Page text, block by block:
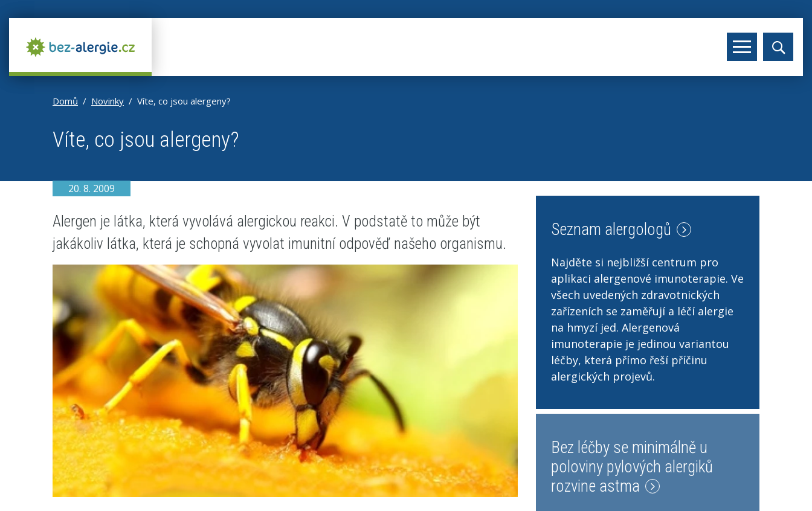
Domů Novinky Víte, co jsou alergeny?
Víte, co jsou alergeny?
20. 8. 2009
Alergen je látka, která vyvolává alergickou reakci. V podstatě to může být
jakákoliv látka, která je schopná vyvolat imunitní odpověď našeho organismu.
Seznam alergologů
Najděte si nejbližší centrum pro
aplikaci alergenové imunoterapie. Ve
všech uvedených zdravotnických
zařízeních se zaměřují a léčí alergie
na hmyzí jed. Alergenová
imunoterapie je jedinou variantou
léčby, která přímo řeší příčinu
alergických projevů.
Bez léčby se minimálně u
poloviny pylových alergiků
rozvine astma